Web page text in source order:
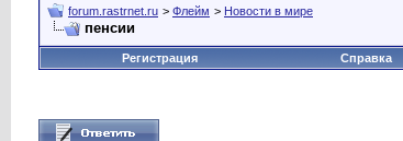
forum.rastrnet.ru > Флейм > Новости в мире
пенсии
Регистрация Справка